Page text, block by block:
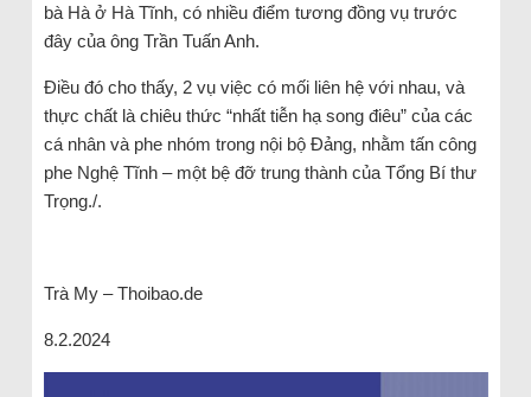
bà Hà ở Hà Tĩnh, có nhiều điểm tương đồng vụ trước
đây của ông Trần Tuấn Anh.
Điều đó cho thấy, 2 vụ việc có mối liên hệ với nhau, và
thực chất là chiêu thức “nhất tiễn hạ song điêu” của các
cá nhân và phe nhóm trong nội bộ Đảng, nhằm tấn công
phe Nghệ Tĩnh – một bệ đỡ trung thành của Tổng Bí thư
Trọng./.
Trà My – Thoibao.de
8.2.2024